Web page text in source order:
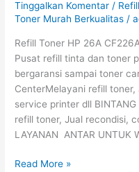
Tinggalkan Komentar /
Toner Murah Berkualitas /
Refill Toner HP 26A
Pusat refill tinta dan toner
bergaransi sampai toner
CenterMelayani refill
service printer dll BINTANG
refill toner, Jual recondisi,
LAYANAN ANTAR UNTUK
CF226A
Toner
Murah
Berkualitas
Read More »